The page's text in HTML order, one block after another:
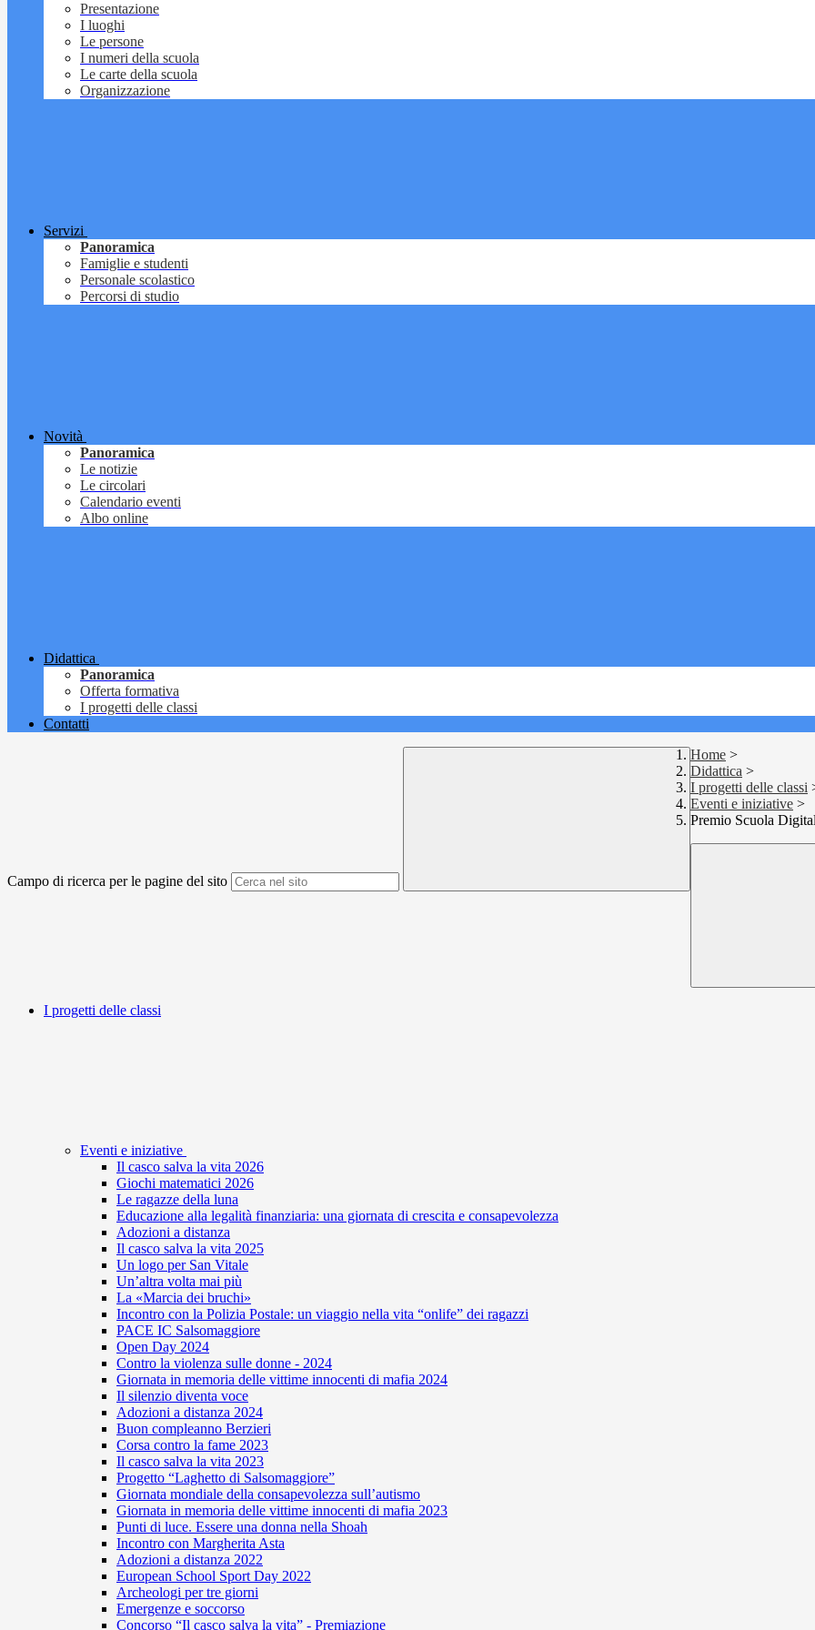
Presentazione
I luoghi
Le persone
I numeri della scuola
Le carte della scuola
Organizzazione
Servizi
Panoramica
Famiglie e studenti
Personale scolastico
Percorsi di studio
Novità
Panoramica
Le notizie
Le circolari
Calendario eventi
Albo online
Didattica
Panoramica
Offerta formativa
I progetti delle classi
Contatti
Campo di ricerca per le pagine del sito
Home >
Didattica >
I progetti delle classi
Eventi e iniziative >
Premio Scuola
I progetti delle classi
Eventi e iniziative
Il casco salva la vita 2026
Giochi matematici 2026
Le ragazze della luna
Educazione alla legalità finanziaria: una giornata di crescita e consapevolezza
Adozioni a distanza
Il casco salva la vita 2025
Un logo per San Vitale
Un’altra volta mai più
La «Marcia dei bruchi»
Incontro con la Polizia Postale: un viaggio nella vita “onlife” dei ragazzi
PACE IC Salsomaggiore
Open Day 2024
Contro la violenza sulle donne - 2024
Giornata in memoria delle vittime innocenti di mafia 2024
Il silenzio diventa voce
Adozioni a distanza 2024
Buon compleanno Berzieri
Corsa contro la fame 2023
Il casco salva la vita 2023
Progetto “Laghetto di Salsomaggiore”
Giornata mondiale della consapevolezza sull’autismo
Giornata in memoria delle vittime innocenti di mafia 2023
Punti di luce. Essere una donna nella Shoah
Incontro con Margherita Asta
Adozioni a distanza 2022
European School Sport Day 2022
Archeologi per tre giorni
Emergenze e soccorso
Concorso “Il casco salva la vita” - Premiazione